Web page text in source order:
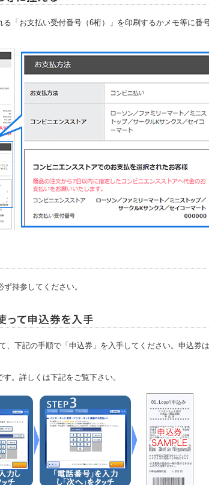
「お支払い受付番号（6桁）」を印刷するかメモ等に番
持参してください。
、下記の手順で「申込券」を入手してください。申込券
。詳しくは下記をご覧下さい。